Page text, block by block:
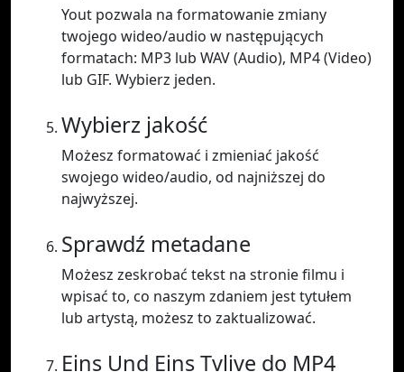
Yout pozwala na formatowanie zmiany
twojego wideo/audio w następujących
formatach: MP3 lub WAV (Audio), MP4 (Video)
lub GIF. Wybierz jeden.
Wybierz jakość
Możesz formatować i zmieniać jakość
swojego wideo/audio, od najniższej do
najwyższej.
Sprawdź metadane
Możesz zeskrobać tekst na stronie filmu i
wpisać to, co naszym zdaniem jest tytułem
lub artystą, możesz to zaktualizować.
Eins Und Eins Tvlive do MP4